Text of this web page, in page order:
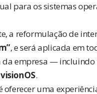
para os sistemas
a reformulação de
, e será aplicada em
da empresa — incluindo
.
oferecer uma